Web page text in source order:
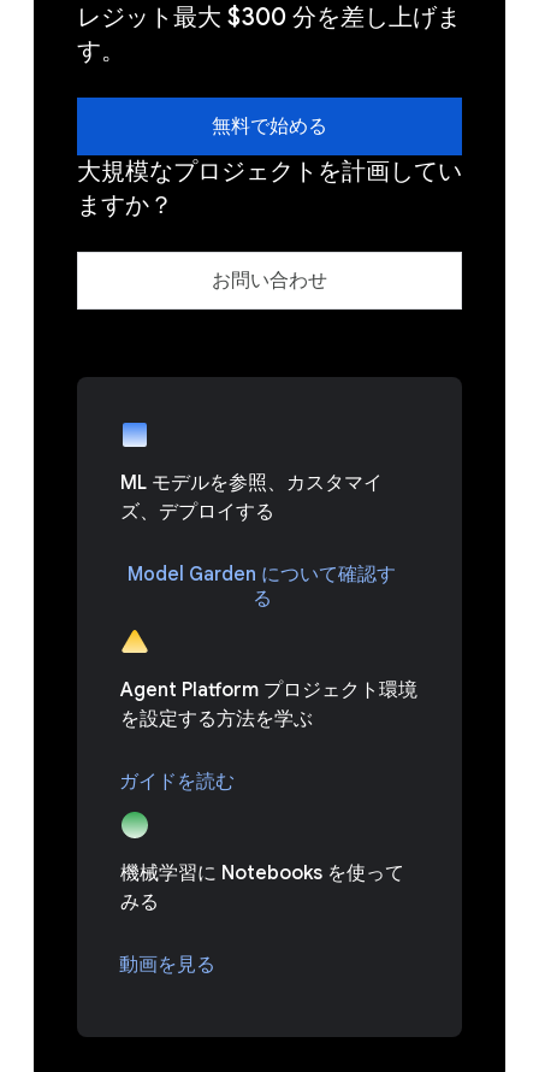
レジット最大 $300 分を差し上げま
す。
無料で始める
大規模なプロジェクトを計画してい
ますか？
お問い合わせ
ML モデルを参照、カスタマイ
ズ、デプロイする
Model Garden について確認す
る
Agent Platform プロジェクト環境
を設定する方法を学ぶ
ガイドを読む
機械学習に Notebooks を使って
みる
動画を見る